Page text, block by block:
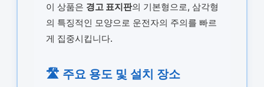
이 상품은 경고 표지판의 기본형으로, 삼각형
의 특징적인 모양으로 운전자의 주의를 빠르
게 집중시킵니다.
🛣️ 주요 용도 및 설치 장소